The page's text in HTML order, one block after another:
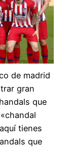
de madrid
gran
que
tienes
que